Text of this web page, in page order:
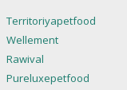
Territoriyapetfood
Wellement
Rawival
Pureluxepetfood